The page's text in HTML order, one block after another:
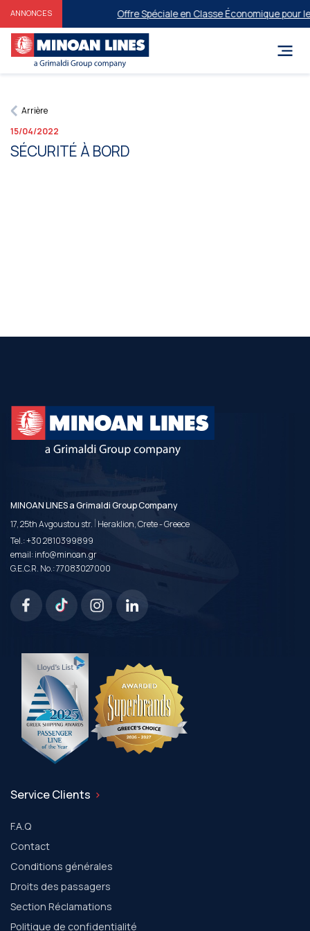
ANNONCES Offre Spéciale en Classe Économique pour
Arrière
15/04/2022
SÉCURITÉ À BORD
MINOAN LINES a Grimaldi Group Company
17, 25th Avgoustou str. | Heraklion, Crete - Greece
Tel.:+30 2810399899
email:info@minoan.gr
G.E.C.R. No.: 77083027000
Service Clients
F.A.Q
Contact
Conditions générales
Droits des passagers
Section Réclamations
Politique de confidentialité